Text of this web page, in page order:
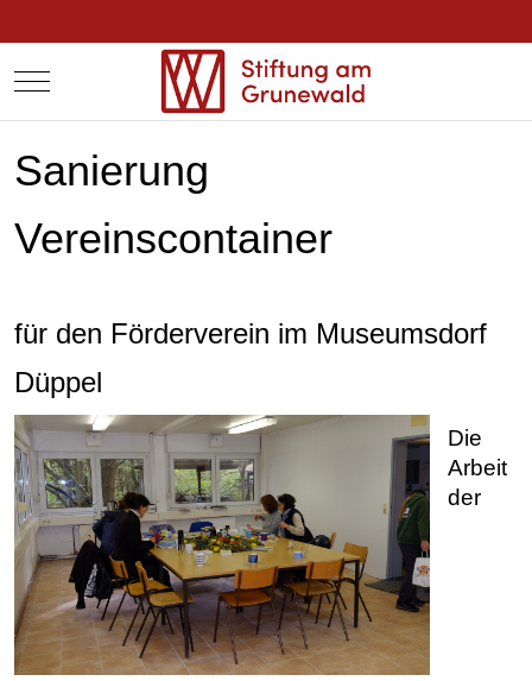
Mobile Menu Toggle
Sanierung
Vereinscontainer
für den Förderverein im Museumsdorf
Düppel
Die
Arbeit
der